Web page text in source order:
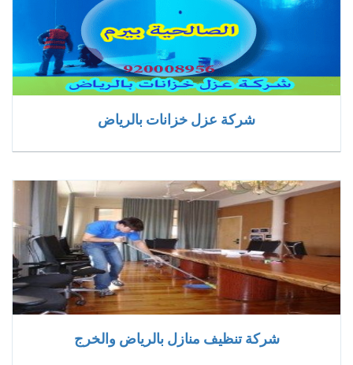
شركة عزل خزانات بالرياض
شركة تنظيف منازل بالرياض والخرج